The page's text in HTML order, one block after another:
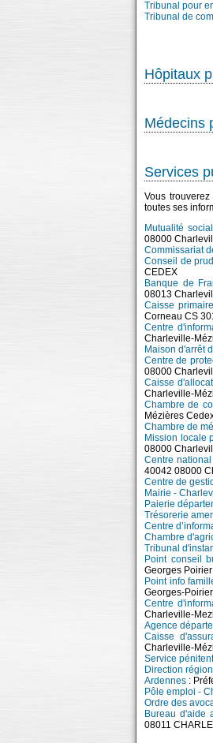
Tribunal pour
Tribunal de
Hôpitaux
Médecins
Services
Vous
toutes ses
Mutualité
08000
Commissariat
Conseil de
CEDEX
Banque de
08013
Caisse
Corneau CS
Centre
Charleville-
Maison d'arrêt
Centre de
08000
Caisse
Charleville-
Chambre de
Mézières
Chambre de
Mission locale
08000
Centre
40042 08000
Centre de
Mairie -
Paierie
Trésorerie
Centre
Chambre
Tribunal
Point conseil
Georges
Point info
Georges-
Centre
Charleville-
Agence
Caisse
Charleville-
Service
Direction
Ardennes :
Pôle emploi -
Ordre des
Bureau d'aide
08011